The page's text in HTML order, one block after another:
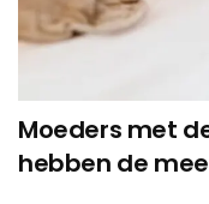
Moeders met
hebben de